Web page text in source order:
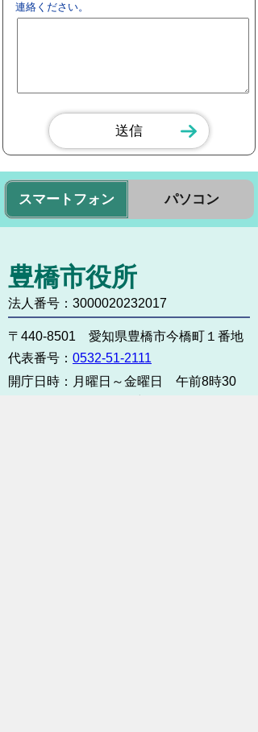
連絡ください。
スマートフォン パソコン
豊橋市役所
法人番号：3000020232017
〒440-8501 愛知県豊橋市今橋町１番地
代表番号： 0532-51-2111
開庁日時： 月曜日～金曜日 午前8時30